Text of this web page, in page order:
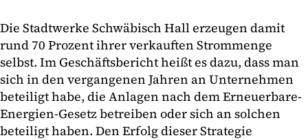
Die Stadtwerke Schwäbisch Hall erzeugen damit
rund 70 Prozent ihrer verkauften Strommenge
selbst. Im Geschäftsbericht heißt es dazu, dass man
sich in den vergangenen Jahren an Unternehmen
beteiligt habe, die Anlagen nach dem Erneuerbare-
Energien-Gesetz betreiben oder sich an solchen
beteiligt haben. Den Erfolg dieser Strategie